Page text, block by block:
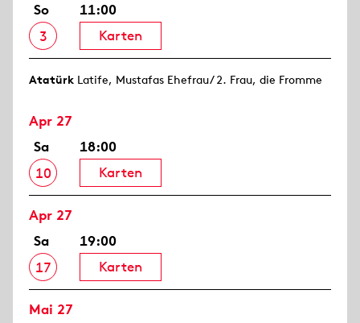
So
3
11:00
Karten
Atatürk Latife, Mustafas Ehefrau/ 2. Frau, die Fromme
Apr 27
Sa
10
18:00
Karten
Apr 27
Sa
17
19:00
Karten
Mai 27